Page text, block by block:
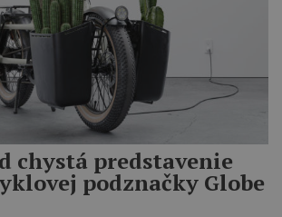
chystá predstavenie
podznačky Globe